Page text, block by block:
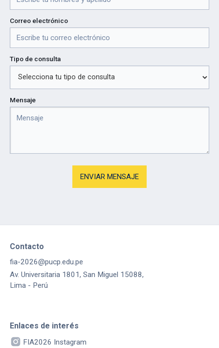
Correo electrónico
Tipo de consulta
Mensaje
Contacto
fia-2026@pucp.edu.pe
Av. Universitaria 1801, San Miguel 15088,
Lima - Perú
Enlaces de interés
FIA2026 Instagram